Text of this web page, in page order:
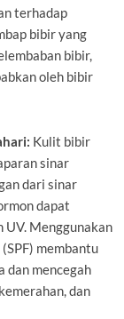
terhadap
bibir yang
bibir,
oleh bibir
Kulit bibir
sinar
dari sinar
dapat
Menggunakan
membantu
dan mencegah
dan